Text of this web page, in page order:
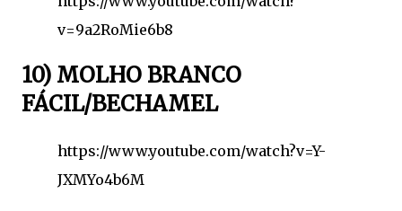
v=9a2RoMie6b8
10) MOLHO BRANCO
FÁCIL/BECHAMEL
https://www.youtube.com/watch?v=Y-
JXMYo4b6M